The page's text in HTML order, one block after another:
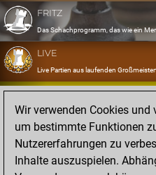
FRITZ
Das Schachprogramm, das wie ein
LIVE
Live Partien aus laufenden
OPENINGS
Erfassen und Üben Sie Ihr
DATABASE
Acht Millionen starke Partien
Wir verwenden Cookies
um bestimmte Funktionen
Nutzererfahrungen zu
Inhalte auszuspielen.